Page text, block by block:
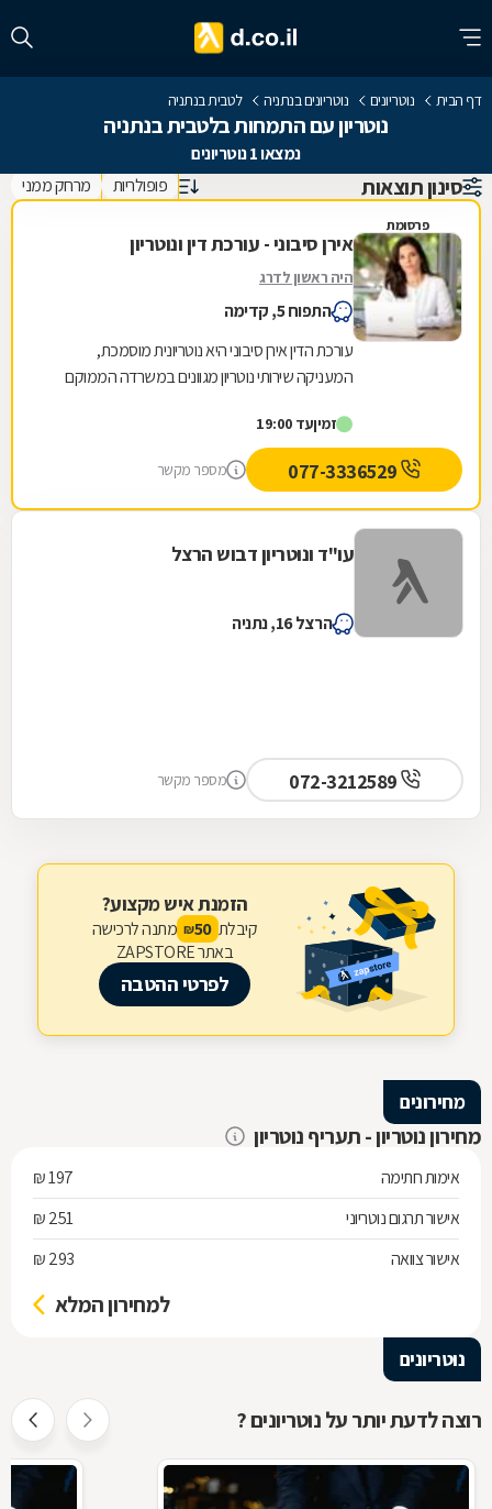
דף הבית נוטריונים נוטריונים בנתניה לטבית בנתניה
נוטריון עם התמחות בלטבית בנתניה
נמצאו 1 נוטריונים
סינון תוצאות פופולריות מרחק ממני
פרסומת
אירן סיבוני - עורכת דין ונוטריון
היה ראשון לדרג
התפוח 5, קדימה
עורכת הדין אירן סיבוני היא נוטריונית מוסמכת,
המעניקה שירותי נוטריון מגוונים במשרדה הממוקם
למנות:...
זמיןעד 19:00
מספר מקשר
עו"ד ונוטריון דבוש הרצל
הרצל 16, נתניה
מספר מקשר
הזמנת איש מקצוע?
קיבלת 50
₪ מתנה לרכישה
באתר ZAPSTORE
לפרטי ההטבה
מחירונים
מחירון נוטריון - תעריף נוטריון
אימות חתימה
197 ₪
אישור תרגום נוטריוני
251 ₪
אישור צוואה
293 ₪
למחירון המלא
נוטריונים
רוצה לדעת יותר על נוטריונים ?